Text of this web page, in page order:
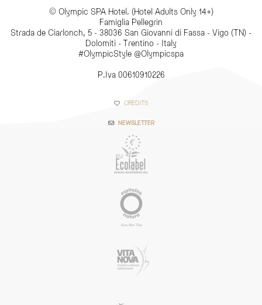
© Olympic SPA Hotel. (Hotel Adults Only 14+)
Famiglia Pellegrin
Strada de Ciarlonch, 5 - 38036 San Giovanni di Fassa - Vigo (TN) -
Dolomiti - Trentino - Italy
#OlympicStyle @Olympicspa
P.Iva 00610910226
CREDITS
NEWSLETTER